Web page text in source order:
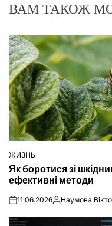
ВАМ ТАКОЖ
ОПУБЛІКУВАТИ
У
ЖИЗНЬ
Як боротися зі
ефективні методи
on11.06.2026Опубліковано
Наумова